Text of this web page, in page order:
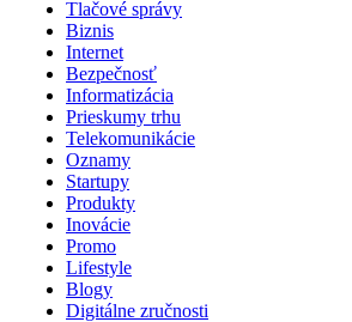
Tlačové správy
Biznis
Internet
Bezpečnosť
Informatizácia
Prieskumy trhu
Telekomunikácie
Oznamy
Startupy
Produkty
Inovácie
Promo
Lifestyle
Blogy
Digitálne zručnosti